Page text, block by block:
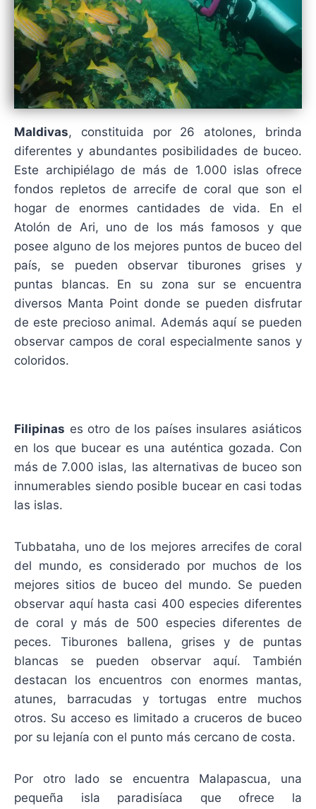
Maldivas, constituida por 26 atolones, brinda
diferentes y abundantes posibilidades de buceo.
Este archipiélago de más de 1.000 islas ofrece
fondos repletos de arrecife de coral que son el
hogar de enormes cantidades de vida. En el
Atolón de Ari, uno de los más famosos y que
posee alguno de los mejores puntos de buceo del
país, se pueden observar tiburones grises y
puntas blancas. En su zona sur se encuentra
diversos Manta Point donde se pueden disfrutar
de este precioso animal. Además aquí se pueden
observar campos de coral especialmente sanos y
coloridos.
Filipinas es otro de los países insulares asiáticos
en los que bucear es una auténtica gozada. Con
más de 7.000 islas, las alternativas de buceo son
innumerables siendo posible bucear en casi todas
las islas.
Tubbataha, uno de los mejores arrecifes de coral
del mundo, es considerado por muchos de los
mejores sitios de buceo del mundo. Se pueden
observar aquí hasta casi 400 especies diferentes
de coral y más de 500 especies diferentes de
peces. Tiburones ballena, grises y de puntas
blancas se pueden observar aquí. También
destacan los encuentros con enormes mantas,
atunes, barracudas y tortugas entre muchos
otros. Su acceso es limitado a cruceros de buceo
por su lejanía con el punto más cercano de costa.
Por otro lado se encuentra Malapascua, una
pequeña isla paradisíaca que ofrece la